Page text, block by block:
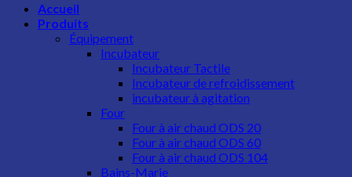
Accueil
Produits
Équipement
Incubateur​
Incubateur Tactile
Incubateur de refroidissement
incubateur à agitation
Four
Four à air chaud ODS 20
Four à air chaud ODS 60
Four à air chaud ODS 104
Bains-Marie